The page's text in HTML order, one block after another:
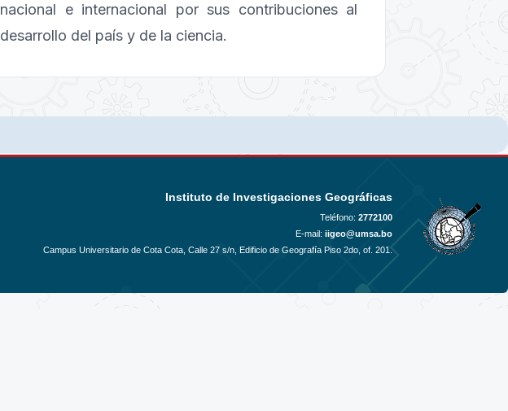
nacional e internacional por sus contribuciones al
desarrollo del país y de la ciencia.
Instituto de Investigaciones Geográficas
Teléfono: 2772100
E-mail: iigeo@umsa.bo
Campus Universitario de Cota Cota, Calle 27 s/n, Edificio de Geografía Piso 2do, of. 201.